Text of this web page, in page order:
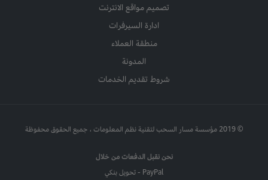
تصميم مواقع الانترنت
ادارة السيرفرات
منطقة العملاء
المدونة
شروط تقديم الخدمات
© 2019 مؤسسة مسار السحب لتقنية نظم المعلومات ، جميع الحقوق محفوظة
نحن نقبل الدفعات من خلال
PayPal - تحويل بنكي